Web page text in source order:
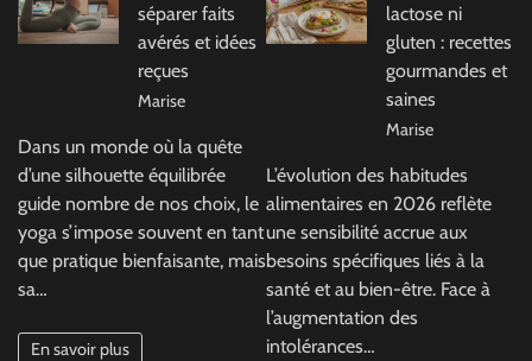
séparer faits
avérés et idées
reçues
Marise
Dans un monde où la quête
d’une silhouette équilibrée
guide nombre de nos choix, le
yoga s’impose souvent en tant
que pratique bienfaisante, mais
sa…
En savoir plus
lactose ni
gluten : recettes
gourmandes et
saines
Marise
L’évolution des habitudes
alimentaires en 2026 reflète
une sensibilité accrue aux
besoins spécifiques liés à la
santé et au bien-être. Face à
l’augmentation des
intolérances…